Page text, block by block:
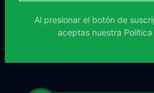
Al presionar el botón de
aceptas nuestra